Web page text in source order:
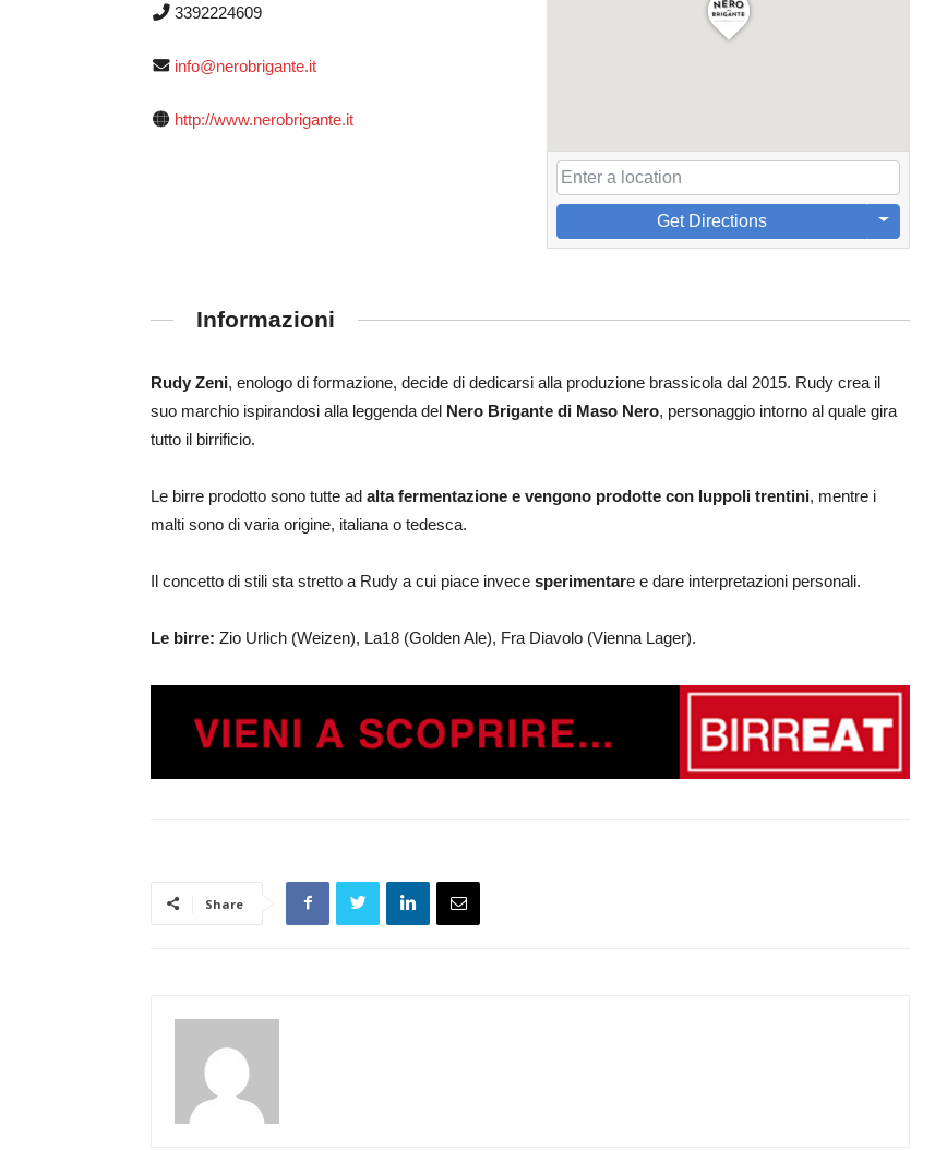
3392224609
info@nerobrigante.it
http://www.nerobrigante.it
Get Directions
Informazioni
Rudy Zeni, enologo di formazione, decide di dedicarsi alla produzione brassicola dal 2015. Rudy crea il
suo marchio ispirandosi alla leggenda del Nero Brigante di Maso Nero, personaggio intorno al quale gira
tutto il birrificio.
Le birre prodotto sono tutte ad alta fermentazione e vengono prodotte con luppoli trentini, mentre i
malti sono di varia origine, italiana o tedesca.
Il concetto di stili sta stretto a Rudy a cui piace invece sperimentare e dare interpretazioni personali.
Le birre: Zio Urlich (Weizen), La18 (Golden Ale), Fra Diavolo (Vienna Lager).
Share